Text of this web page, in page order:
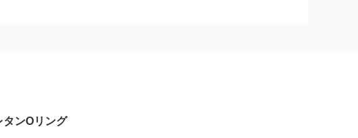
ンOリング​